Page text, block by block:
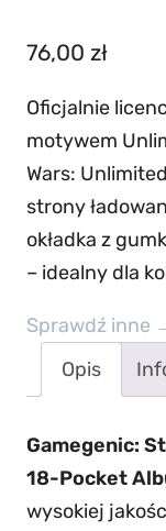
76,00 zł
Oficjalnie
motywem
Wars:
strony
okładka z
– idealny dla
Sprawdź inne
Opis
Gamegenic:
18-Pocket
wysokiej